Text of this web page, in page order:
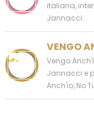
italiana,
Jannacci...
VENGO
Vengo
Jannacci e
Anch'io, No